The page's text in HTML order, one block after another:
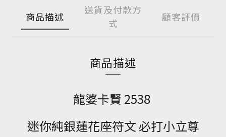
商品描述
送貨及付款方
式
顧客評價
商品描述
龍婆卡賢 2538
迷你純銀蓮花座符文 必打小立尊